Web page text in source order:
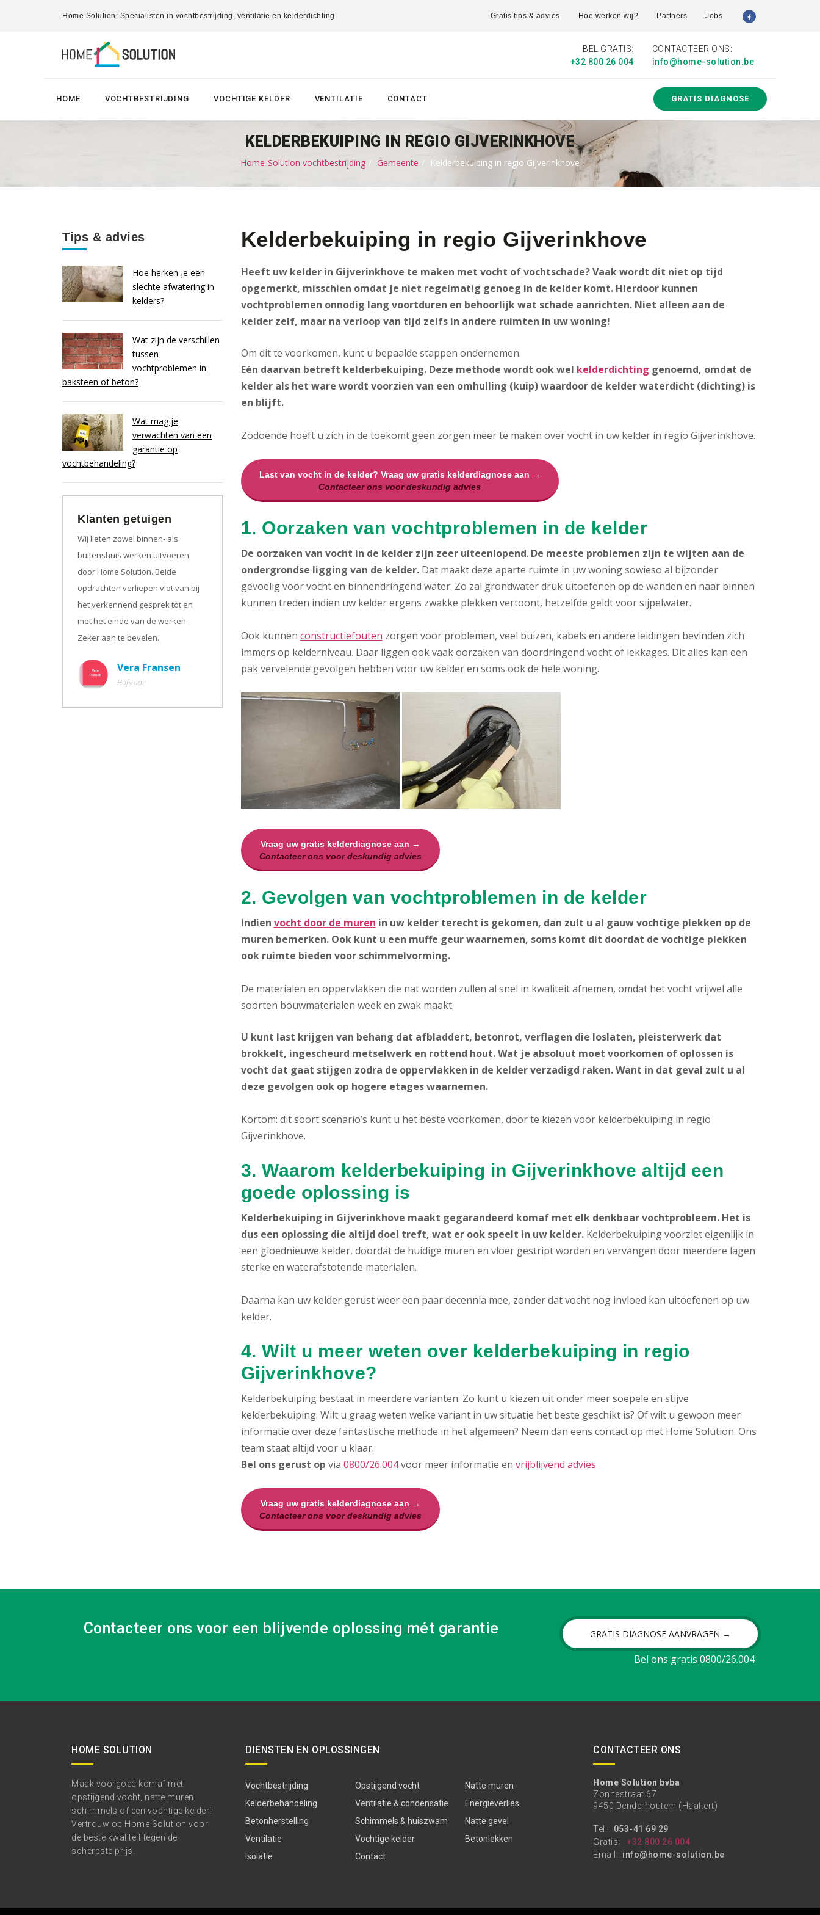
Home Solution: Specialisten in vochtbestrijding, ventilatie en kelderdichting Gratis tips & advies Hoe werken wij? Partners Jobs
BEL GRATIS:
+32 800 26 004
CONTACTEER ONS:
info@home-solution.be
HOME VOCHTBESTRIJDING VOCHTIGE KELDER VENTILATIE CONTACT GRATIS DIAGNOSE
KELDERBEKUIPING IN REGIO GIJVERINKHOVE
Home-Solution vochtbestrijding Gemeente Kelderbekuiping in regio Gijverinkhove
Tips & advies
Hoe herken je een
slechte afwatering in
kelders?
Wat zijn de verschillen
tussen
vochtproblemen in
baksteen of beton?
Wat mag je
verwachten van een
garantie op
vochtbehandeling?
Klanten getuigen
Wij lieten zowel binnen- als
buitenshuis werken uitvoeren
door Home Solution. Beide
opdrachten verliepen vlot van bij
het verkennend gesprek tot en
met het einde van de werken.
Zeker aan te bevelen.
Vera Fransen
Hofstade
Kelderbekuiping in regio Gijverinkhove
Heeft uw kelder in Gijverinkhove te maken met vocht of vochtschade? Vaak wordt dit niet op tijd
opgemerkt, misschien omdat je niet regelmatig genoeg in de kelder komt. Hierdoor kunnen
vochtproblemen onnodig lang voortduren en behoorlijk wat schade aanrichten. Niet alleen aan de
kelder zelf, maar na verloop van tijd zelfs in andere ruimten in uw woning!
Om dit te voorkomen, kunt u bepaalde stappen ondernemen.
Eén daarvan betreft kelderbekuiping. Deze methode wordt ook wel kelderdichting genoemd, omdat de
kelder als het ware wordt voorzien van een omhulling (kuip) waardoor de kelder waterdicht (dichting) is
en blijft.
Zodoende hoeft u zich in de toekomt geen zorgen meer te maken over vocht in uw kelder in regio Gijverinkhove.
Last van vocht in de kelder? Vraag uw gratis kelderdiagnose aan →
Contacteer ons voor deskundig advies
1. Oorzaken van vochtproblemen in de kelder
De oorzaken van vocht in de kelder zijn zeer uiteenlopend. De meeste problemen zijn te wijten aan de
ondergrondse ligging van de kelder. Dat maakt deze aparte ruimte in uw woning sowieso al bijzonder
gevoelig voor vocht en binnendringend water. Zo zal grondwater druk uitoefenen op de wanden en naar binnen
kunnen treden indien uw kelder ergens zwakke plekken vertoont, hetzelfde geldt voor sijpelwater.
Ook kunnen constructiefouten zorgen voor problemen, veel buizen, kabels en andere leidingen bevinden zich
immers op kelderniveau. Daar liggen ook vaak oorzaken van doordringend vocht of lekkages. Dit alles kan een
pak vervelende gevolgen hebben voor uw kelder en soms ook de hele woning.
Vraag uw gratis kelderdiagnose aan →
Contacteer ons voor deskundig advies
2. Gevolgen van vochtproblemen in de kelder
Indien vocht door de muren in uw kelder terecht is gekomen, dan zult u al gauw vochtige plekken op de
muren bemerken. Ook kunt u een muffe geur waarnemen, soms komt dit doordat de vochtige plekken
ook ruimte bieden voor schimmelvorming.
De materialen en oppervlakken die nat worden zullen al snel in kwaliteit afnemen, omdat het vocht vrijwel alle
soorten bouwmaterialen week en zwak maakt.
U kunt last krijgen van behang dat afbladdert, betonrot, verflagen die loslaten, pleisterwerk dat
brokkelt, ingescheurd metselwerk en rottend hout. Wat je absoluut moet voorkomen of oplossen is
vocht dat gaat stijgen zodra de oppervlakken in de kelder verzadigd raken. Want in dat geval zult u al
deze gevolgen ook op hogere etages waarnemen.
Kortom: dit soort scenario’s kunt u het beste voorkomen, door te kiezen voor kelderbekuiping in regio
Gijverinkhove.
3. Waarom kelderbekuiping in Gijverinkhove altijd een
goede oplossing is
Kelderbekuiping in Gijverinkhove maakt gegarandeerd komaf met elk denkbaar vochtprobleem. Het is
dus een oplossing die altijd doel treft, wat er ook speelt in uw kelder.Kelderbekuiping voorziet eigenlijk in
een gloednieuwe kelder, doordat de huidige muren en vloer gestript worden en vervangen door meerdere lagen
sterke en waterafstotende materialen.
Daarna kan uw kelder gerust weer een paar decennia mee, zonder dat vocht nog invloed kan uitoefenen op uw
kelder.
4. Wilt u meer weten over kelderbekuiping in regio
Gijverinkhove?
Kelderbekuiping bestaat in meerdere varianten. Zo kunt u kiezen uit onder meer soepele en stijve
kelderbekuiping. Wilt u graag weten welke variant in uw situatie het beste geschikt is? Of wilt u gewoon meer
informatie over deze fantastische methode in het algemeen? Neem dan eens contact op met Home Solution. Ons
team staat altijd voor u klaar.
Bel ons gerust op via 0800/26.004voor meer informatie en vrijblijvend advies.
Vraag uw gratis kelderdiagnose aan →
Contacteer ons voor deskundig advies
Contacteer ons voor een blijvende oplossing mét garantie GRATIS DIAGNOSE AANVRAGEN →
Bel ons gratis 0800/26.004
HOME SOLUTION
Maak voorgoed komaf met
opstijgend vocht, natte muren,
schimmels of een vochtige kelder!
Vertrouw op Home Solution voor
de beste kwaliteit tegen de
scherpste prijs.
DIENSTEN EN OPLOSSINGEN
Vochtbestrijding
Kelderbehandeling
Betonherstelling
Ventilatie
Isolatie
Opstijgend vocht
Ventilatie & condensatie
Schimmels & huiszwam
Vochtige kelder
Contact
Natte muren
Energieverlies
Natte gevel
Betonlekken
CONTACTEER ONS
Home Solution bvba
Zonnestraat 67
9450 Denderhoutem (Haaltert)
Tel.: 053-41 69 29
Gratis:
+32 800 26 004
Email: info@home-solution.be